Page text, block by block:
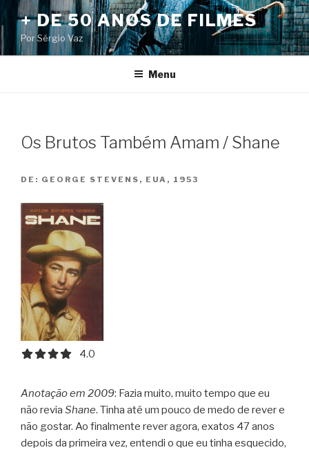
Pular
para
o
conteúdo
+ DE 50 ANOS DE FILMES
Por Sérgio Vaz
Menu
Os Brutos Também Amam / Shane
DE: GEORGE STEVENS, EUA, 1953
4.0 out of 5.0 stars
4.0
Anotação em 2009: Fazia muito, muito tempo que eu
não revia Shane. Tinha até um pouco de medo de rever e
não gostar. Ao finalmente rever agora, exatos 47 anos
depois da primeira vez, entendi o que eu tinha esquecido,